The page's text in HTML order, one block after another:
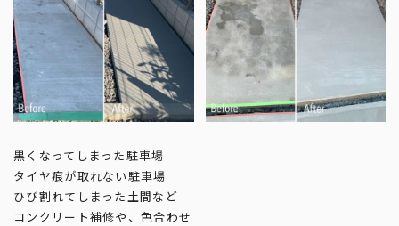
黒くなってしまった駐車場
タイヤ痕が取れない駐車場
ひび割れてしまった土間など
コンクリート補修や、色合わせ